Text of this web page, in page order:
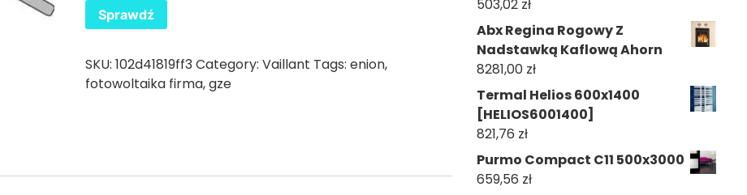
Sprawdź
SKU: 102d41819ff3Category: Vaillant Tags: enion,
fotowoltaika firma,gze
503,02 zł
Abx Regina Rogowy Z
Nadstawką Kaflową Ahorn
8281,00 zł
Termal Helios 600x1400
[HELIOS6001400]
821,76 zł
Purmo Compact C11 500x3000
659,56 zł